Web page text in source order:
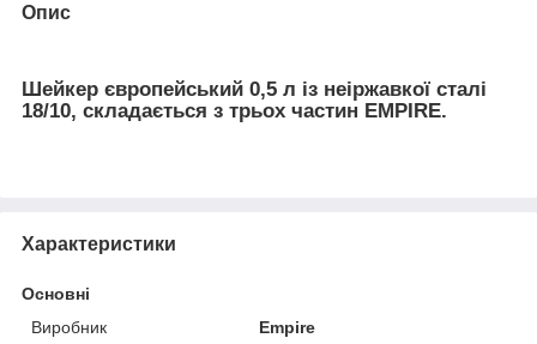
Опис
Шейкер європейський 0,5 л із неіржавкої сталі
18/10, складається з трьох частин EMPIRE.
Характеристики
Основні
Виробник
Empire